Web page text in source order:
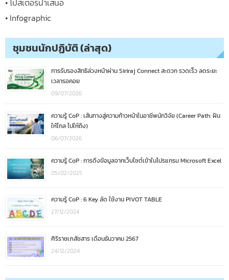
• โปสเตอร์นำเสนอ
• Infographic
ชุมชนนักปฏิบัติ (ล่าสุด)
การรับรองสิทธิล่วงหน้าผ่าน Siriraj Connect สะดวก รวดเร็ว ลดระยะ
เวลารอคอย
09/07/2026
ความรู้ CoP : เส้นทางสู่ความก้าวหน้าในอาชีพนักวิจัย (Career Path: ฝัน
ให้ไกล ไปให้ถึง)
06/07/2026
ความรู้ CoP : การดึงข้อมูลจากเว็บไซต์เข้าในโปรแกรม Microsoft Excel
05/02/2025
ความรู้ CoP : 6 Key ลัด ใช้งาน PIVOT TABLE
27/12/2024
ศิริราชเภสัชสาร เดือนธันวาคม 2567
24/12/2024